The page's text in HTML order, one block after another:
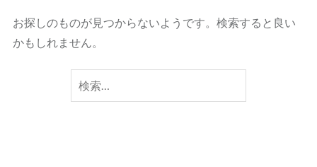
お探しのものが見つからないようです。検索すると良い
かもしれません。
検